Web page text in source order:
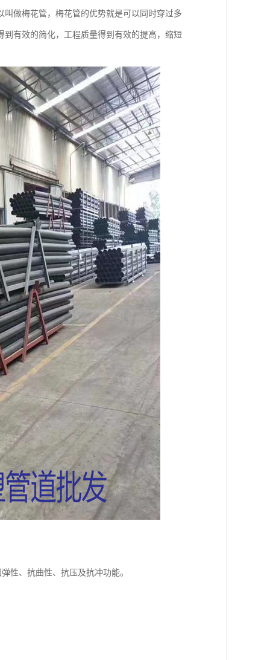
做梅花管，梅花管的优势就是可以同时穿过多
有效的简化，工程质量得到有效的提高，缩短
性、抗曲性、抗压及抗冲功能。